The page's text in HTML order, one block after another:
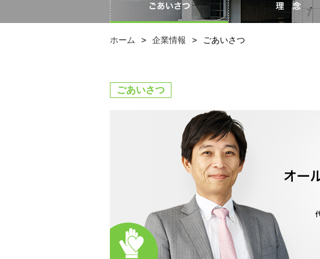
ホーム
> 企業情報 > ごあいさつ
ごあいさつ